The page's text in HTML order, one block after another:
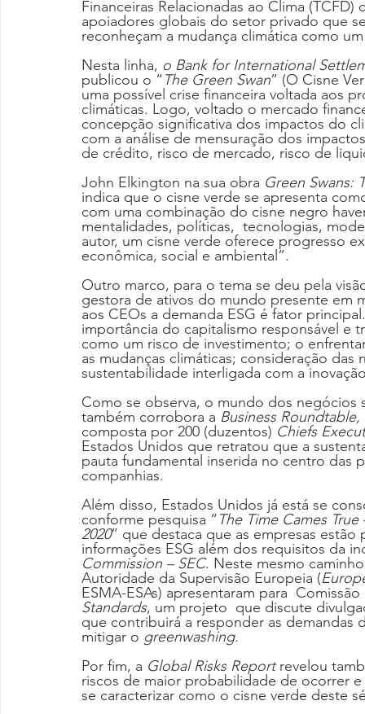
Financeiras Relacionadas ao Clima
apoiadores globais do setor privado que
reconheçam a mudança climática como
Nesta linha, o Bank for International
publicou o “The Green Swan” (O Cisne
uma possível crise financeira voltada aos
climáticas. Logo, voltado o mercado
concepção significativa dos impactos do
com a análise de mensuração dos
de crédito, risco de mercado, risco de
John Elkington na sua obra Green Swans:
indica que o cisne verde se apresenta
com uma combinação do cisne negro
mentalidades, políticas,  tecnologias,
autor, um cisne verde oferece progresso
econômica, social e ambiental”.
Outro marco, para o tema se deu pela
gestora de ativos do mundo presente em
aos CEOs a demanda ESG é fator
importância do capitalismo responsável e
como um risco de investimento; o
as mudanças climáticas; consideração
sustentabilidade interligada com a
Como se observa, o mundo dos negócios
também corrobora a Business
composta por 200 (duzentos) Chiefs
Estados Unidos que retratou que a
pauta fundamental inserida no centro das
companhias.
Além disso, Estados Unidos já está se
conforme pesquisa “The Time Cames
2020” que destaca que as empresas
informações ESG além dos requisitos da
Commission – SEC. Neste mesmo
Autoridade da Supervisão Europeia (
ESMA-ESAs) apresentaram para
Standards, um projeto  que discute
que contribuirá a responder as
mitigar o greenwashing.
Por fim, a Global Risks Report revelou
riscos de maior probabilidade de ocorrer
se caracterizar como o cisne verde deste